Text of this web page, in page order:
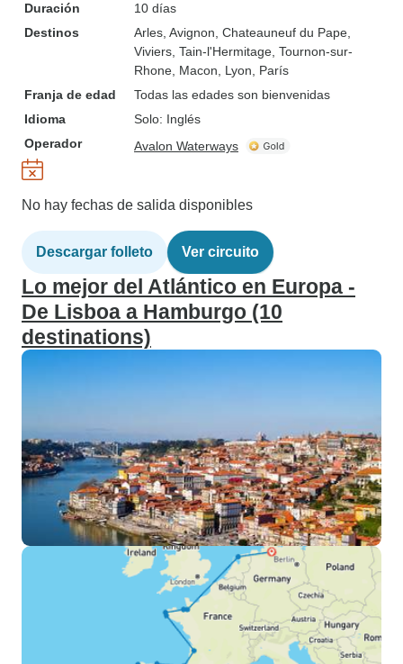
Duración
10 días
Destinos
Arles , Avignon , Chateauneuf du Pape
Viviers , Tain-l'Hermitage , Tournon-sur-
Rhone , Macon , Lyon , París
Franja de edad
Todas las edades son bienvenidas
Idioma
Solo: Inglés
Operador
Avalon Waterways
No hay fechas de salida disponibles
Descargar folleto Ver circuito
Lo mejor del Atlántico en Europa -
De Lisboa a Hamburgo (10
destinations)